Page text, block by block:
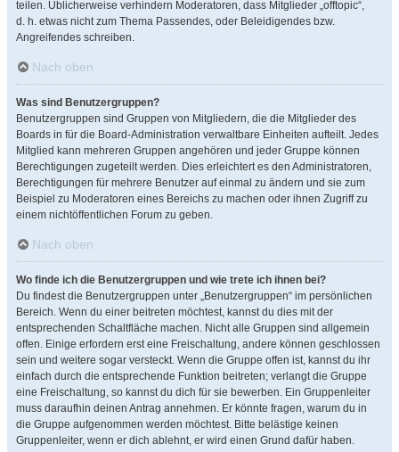
teilen. Üblicherweise verhindern Moderatoren, dass Mitglieder „offtopic“,
d. h. etwas nicht zum Thema Passendes, oder Beleidigendes bzw.
Angreifendes schreiben.
Nach oben
Was sind Benutzergruppen?
Benutzergruppen sind Gruppen von Mitgliedern, die die Mitglieder des
Boards in für die Board-Administration verwaltbare Einheiten aufteilt. Jedes
Mitglied kann mehreren Gruppen angehören und jeder Gruppe können
Berechtigungen zugeteilt werden. Dies erleichtert es den Administratoren,
Berechtigungen für mehrere Benutzer auf einmal zu ändern und sie zum
Beispiel zu Moderatoren eines Bereichs zu machen oder ihnen Zugriff zu
einem nichtöffentlichen Forum zu geben.
Nach oben
Wo finde ich die Benutzergruppen und wie trete ich ihnen bei?
Du findest die Benutzergruppen unter „Benutzergruppen“ im persönlichen
Bereich. Wenn du einer beitreten möchtest, kannst du dies mit der
entsprechenden Schaltfläche machen. Nicht alle Gruppen sind allgemein
offen. Einige erfordern erst eine Freischaltung, andere können geschlossen
sein und weitere sogar versteckt. Wenn die Gruppe offen ist, kannst du ihr
einfach durch die entsprechende Funktion beitreten; verlangt die Gruppe
eine Freischaltung, so kannst du dich für sie bewerben. Ein Gruppenleiter
muss daraufhin deinen Antrag annehmen. Er könnte fragen, warum du in
die Gruppe aufgenommen werden möchtest. Bitte belästige keinen
Gruppenleiter, wenn er dich ablehnt, er wird einen Grund dafür haben.